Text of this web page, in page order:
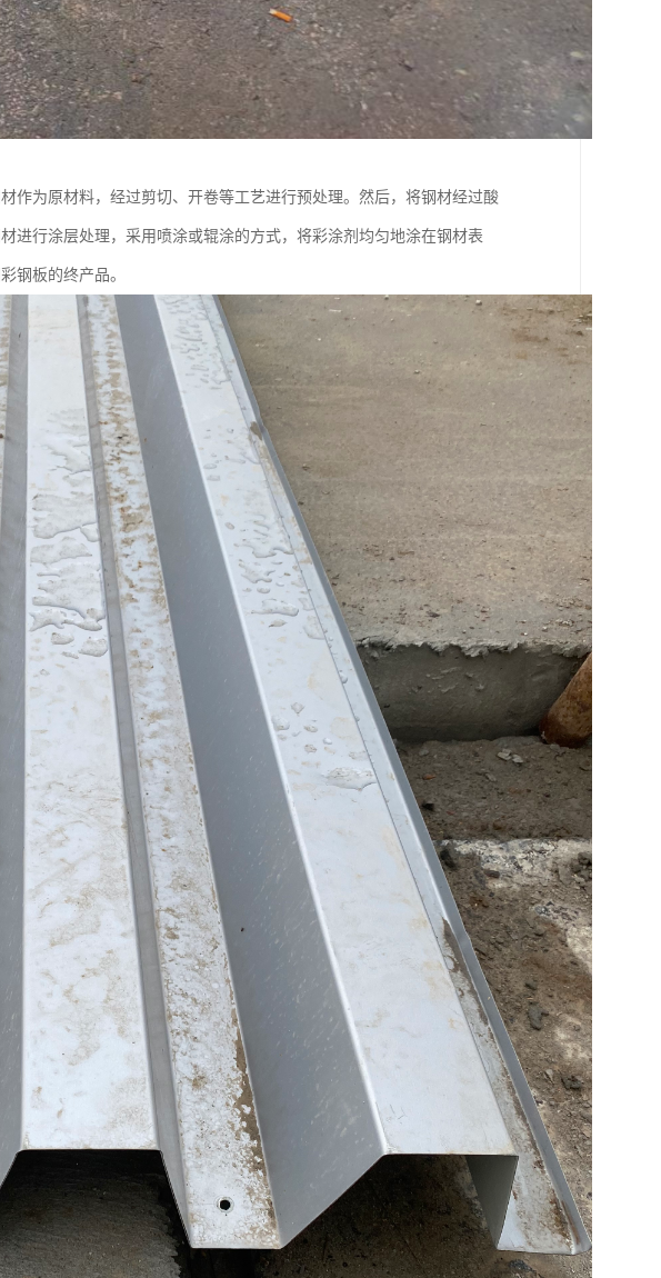
作为原材料，经过剪切、开卷等工艺进行预处理。然后，将钢材经过酸
进行涂层处理，采用喷涂或辊涂的方式，将彩涂剂均匀地涂在钢材表
钢板的终产品。